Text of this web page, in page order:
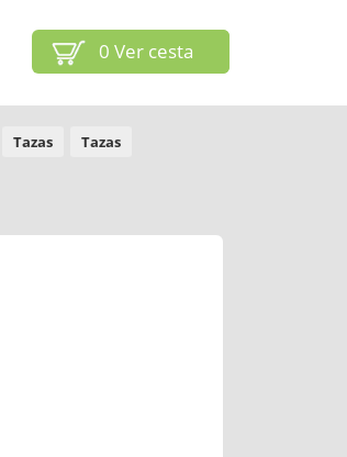
0 Ver cesta
Tazas Tazas